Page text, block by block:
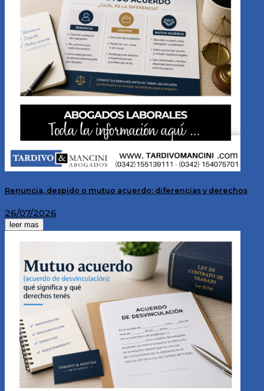
Renuncia, despido o mutuo acuerdo: diferencias y derechos
26/07/2026
leer mas